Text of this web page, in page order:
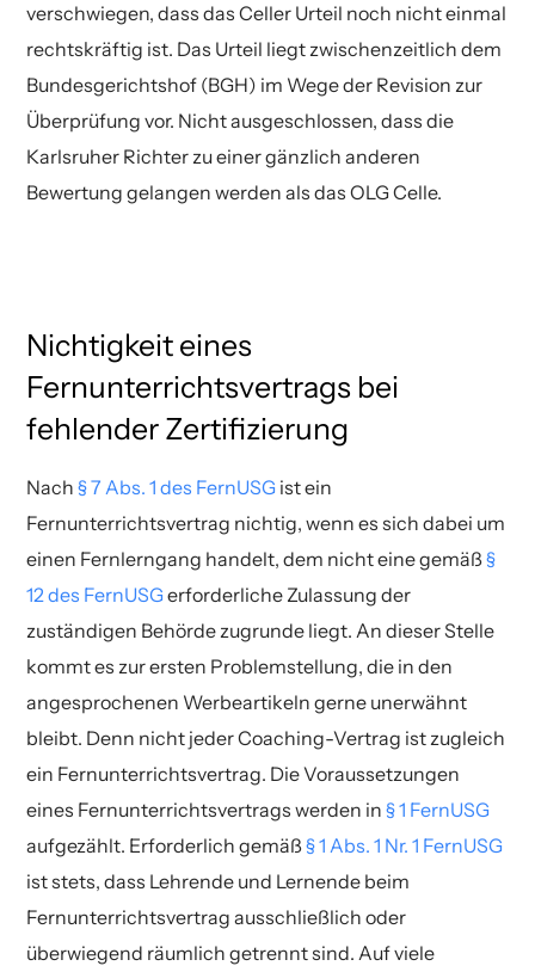
verschwiegen, dass das Celler Urteil noch nicht einmal
rechtskräftig ist. Das Urteil liegt zwischenzeitlich dem
Bundesgerichtshof (BGH) im Wege der Revision zur
Überprüfung vor. Nicht ausgeschlossen, dass die
Karlsruher Richter zu einer gänzlich anderen
Bewertung gelangen werden als das OLG Celle.
Nichtigkeit eines
Fernunterrichtsvertrags bei
fehlender Zertifizierung
Nach§ 7 Abs. 1 des FernUSG ist ein
Fernunterrichtsvertrag nichtig, wenn es sich dabei um
einen Fernlerngang handelt, dem nicht eine gemäß§
12 des FernUSGerforderliche Zulassung der
zuständigen Behörde zugrunde liegt. An dieser Stelle
kommt es zur ersten Problemstellung, die in den
angesprochenen Werbeartikeln gerne unerwähnt
bleibt. Denn nicht jeder Coaching-Vertrag ist zugleich
ein Fernunterrichtsvertrag. Die Voraussetzungen
eines Fernunterrichtsvertrags werden in§ 1 FernUSG
aufgezählt. Erforderlich gemäß§ 1 Abs. 1 Nr. 1 FernUSG
ist stets, dass Lehrende und Lernende beim
Fernunterrichtsvertrag ausschließlich oder
überwiegend räumlich getrennt sind. Auf viele